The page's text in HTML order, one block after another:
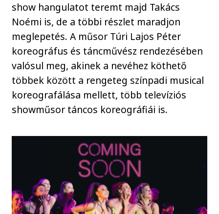
show hangulatot teremt majd Takács
Noémi is, de a többi részlet maradjon
meglepetés. A műsor Túri Lajos Péter
koreográfus és táncművész rendezésében
valósul meg, akinek a nevéhez köthető
többek között a rengeteg színpadi musical
koreografálása mellett, több televíziós
showműsor táncos koreográfiái is.